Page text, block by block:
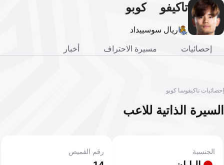
تاكيفو
سا
كوبو
ريال سوسييداد
إحصائيات مسيرة الاحتراف أخبار
إحصائيات تاكيفوسا كوبو
السيرة الذاتية للاعب
الجنسية رقم القميص